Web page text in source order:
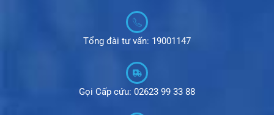
Tổng đài tư vấn: 19001147
Gọi Cấp cứu: 02623 99 33 88